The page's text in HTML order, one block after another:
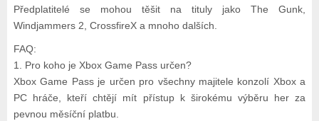
Předplatitelé se mohou těšit na tituly jako The Gunk,
Windjammers 2, CrossfireX a mnoho dalších.
FAQ:
1. Pro koho je Xbox Game Pass určen?
Xbox Game Pass je určen pro všechny majitele konzolí Xbox a
PC hráče, kteří chtějí mít přístup k širokému výběru her za
pevnou měsíční platbu.